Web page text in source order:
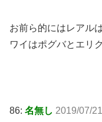
お前ら的にはレアル
ワイはポグバとエリ
86: 名無し 2019/07/